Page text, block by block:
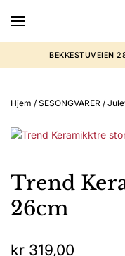
Hjem / SESONGVARER /
Trend
26cm
kr 319,00